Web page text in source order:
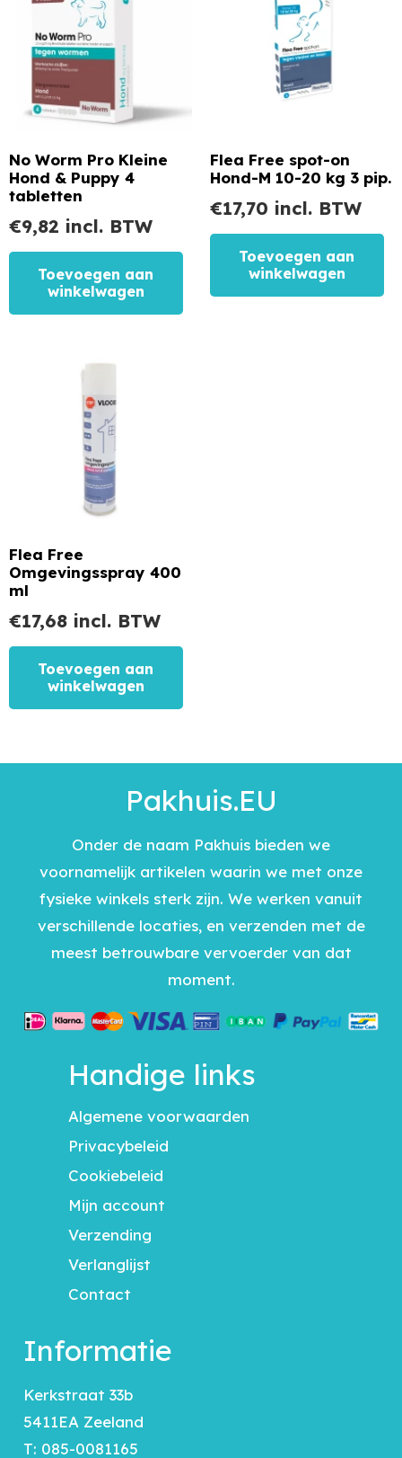
No Worm Pro Kleine
Hond & Puppy 4
tabletten
€9,82 incl. BTW
Toevoegen aan
winkelwagen
Flea Free spot-on
Hond-M 10-20 kg 3 pip.
€17,70 incl. BTW
Toevoegen aan
winkelwagen
Flea Free
Omgevingsspray 400
ml
€17,68 incl. BTW
Toevoegen aan
winkelwagen
Pakhuis.EU
Onder de naam Pakhuis bieden we
voornamelijk artikelen waarin we met onze
fysieke winkels sterk zijn. We werken vanuit
verschillende locaties, en verzenden met de
meest betrouwbare vervoerder van dat
moment.
Handige links
Algemene voorwaarden
Privacybeleid
Cookiebeleid
Mijn account
Verzending
Verlanglijst
Contact
Informatie
Kerkstraat 33b
5411EA Zeeland
T: 085-0081165